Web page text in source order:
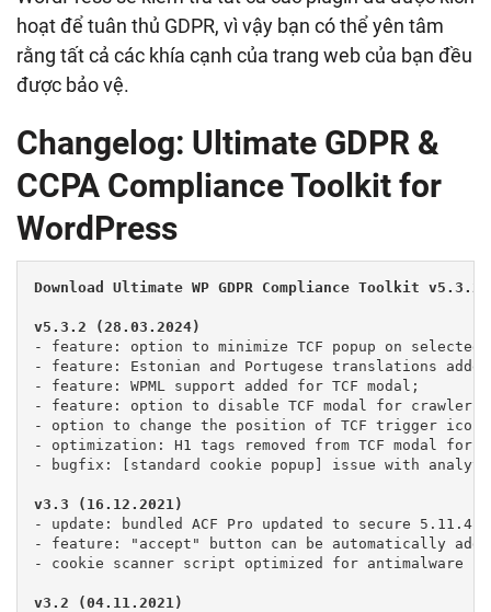
hoạt để tuân thủ GDPR, vì vậy bạn có thể yên tâm
rằng tất cả các khía cạnh của trang web của bạn đều
được bảo vệ.
Changelog: Ultimate GDPR &
CCPA Compliance Toolkit for
WordPress
Download Ultimate WP GDPR Compliance Toolkit v5.3.2
- feature: option to minimize TCF popup on selected
- feature: Estonian and Portugese translations
- feature: WPML support added for TCF modal;
- feature: option to disable TCF modal for crawlers
- option to change the position of TCF trigger icon
- optimization: H1 tags removed from TCF modal for
- bugfix: [standard cookie popup] issue with
- update: bundled ACF Pro updated to secure 5.11.4
- feature: "accept" button can be automatically
- cookie scanner script optimized for antimalware